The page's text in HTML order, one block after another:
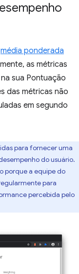
média ponderada
as métricas
sua Pontuação
das métricas não
em segundo
para fornecer uma
do usuário.
porque a equipe do
para
percebida pelo